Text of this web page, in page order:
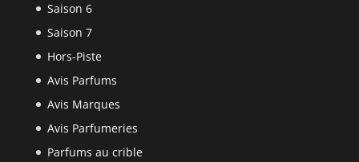
Saison 6
Saison 7
Hors-Piste
Avis Parfums
Avis Marques
Avis Parfumeries
Parfums au crible